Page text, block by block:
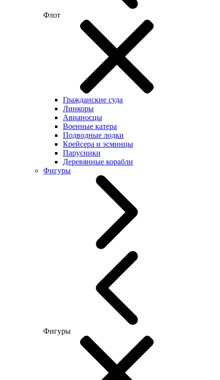
Флот
Гражданские суда
Линкоры
Авианосцы
Военные катера
Подводные лодки
Крейсера и эсминцы
Парусники
Деревянные корабли
Фигуры
Фигуры